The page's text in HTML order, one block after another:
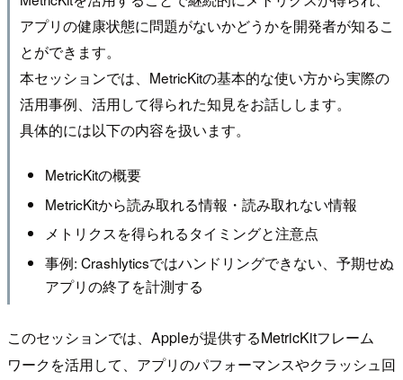
アプリの健康状態に問題がないかどうかを開発者が知るこ
とができます。
本セッションでは、MetricKitの基本的な使い方から実際の
活用事例、活用して得られた知見をお話しします。
具体的には以下の内容を扱います。
MetricKitの概要
MetricKitから読み取れる情報・読み取れない情報
メトリクスを得られるタイミングと注意点
事例: Crashlyticsではハンドリングできない、予期せぬ
アプリの終了を計測する
このセッションでは、Appleが提供するMetricKitフレーム
ワークを活用して、アプリのパフォーマンスやクラッシュ回